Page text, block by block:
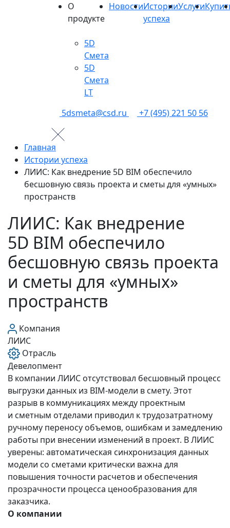
О
продукте
5D
Смета
5D
Смета
LT
НовостиИстории
успеха
Услуги
5dsmeta@csd.ru +7 (495) 221 50 56
Главная
Истории успеха
ЛИИС: Как внедрение 5D BIM обеспечило
бесшовную связь проекта и сметы для «умных»
пространств
ЛИИС: Как внедрение
5D BIM обеспечило
бесшовную связь проекта
и сметы для «умных»
пространств
Компания
ЛИИС
Отрасль
Девелопмент
В компании ЛИИС отсутствовал бесшовный процесс
выгрузки данных из BIM‑модели в смету. Этот
разрыв в коммуникациях между проектным
и сметным отделами приводил к трудозатратному
ручному переносу объемов, ошибкам и замедлению
работы при внесении изменений в проект. В ЛИИС
уверены: автоматическая синхронизация данных
модели со сметами критически важна для
повышения точности расчетов и обеспечения
прозрачности процесса ценообразования для
заказчика.
О компании